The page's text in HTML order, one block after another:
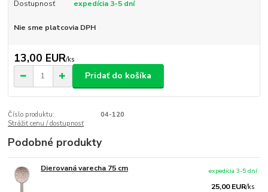
Dostupnosť expedícia 3-5 dní
Nie sme platcovia DPH
13,00 EUR/ks
Pridať do košíka
Číslo produktu:
04-120
Strážiť cenu / dostupnosť
Podobné produkty
Dierovaná varecha 75 cm
25,00 EUR/ks
expedícia 3-5 dní